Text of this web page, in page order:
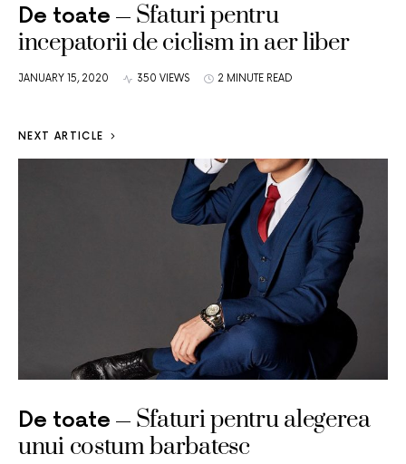
De toate
Sfaturi pentru
incepatorii de ciclism in aer liber
JANUARY 15, 2020 350 VIEWS 2 MINUTE READ
NEXT ARTICLE
De toate
Sfaturi pentru alegerea
unui costum barbatesc